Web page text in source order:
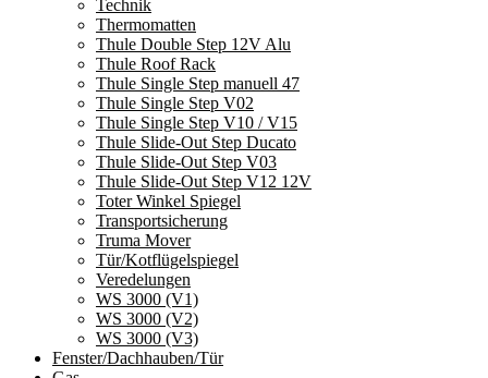
Technik
Thermomatten
Thule Double Step 12V Alu
Thule Roof Rack
Thule Single Step manuell 47
Thule Single Step V02
Thule Single Step V10 / V15
Thule Slide-Out Step Ducato
Thule Slide-Out Step V03
Thule Slide-Out Step V12 12V
Toter Winkel Spiegel
Transportsicherung
Truma Mover
Tür/Kotflügelspiegel
Veredelungen
WS 3000 (V1)
WS 3000 (V2)
WS 3000 (V3)
Fenster/Dachhauben/Tür